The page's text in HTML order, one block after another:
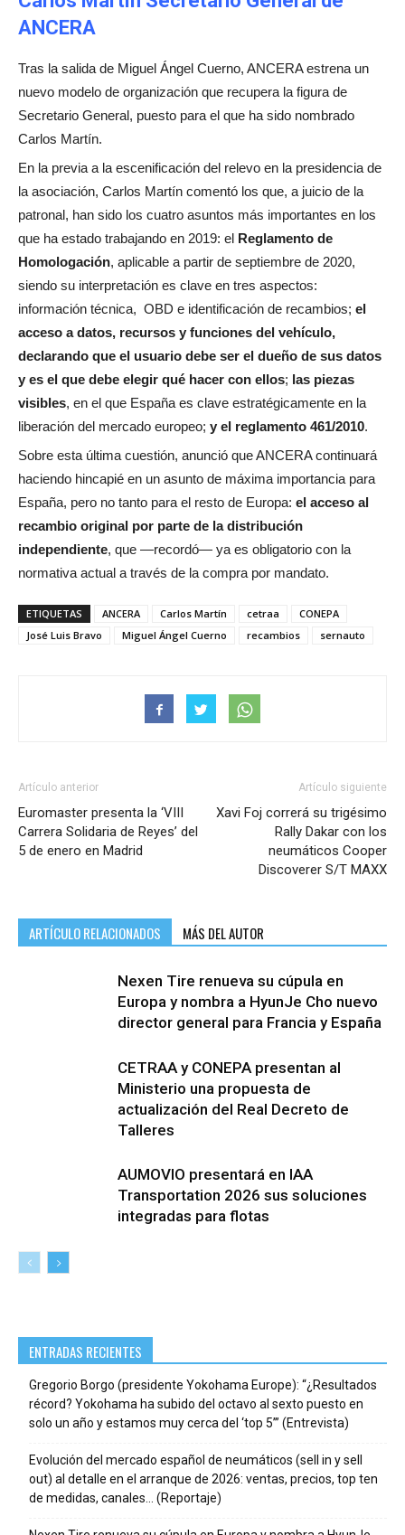
ANCERA
Tras la salida de Miguel Ángel Cuerno, ANCERA estrena un
nuevo modelo de organización que recupera la figura de
Secretario General, puesto para el que ha sido nombrado
Carlos Martín.
En la previa a la escenificación del relevo en la presidencia de
la asociación, Carlos Martín comentó los que, a juicio de la
patronal, han sido los cuatro asuntos más importantes en los
que ha estado trabajando en 2019: el Reglamento de
Homologación, aplicable a partir de septiembre de 2020,
siendo su interpretación es clave en tres aspectos:
información técnica, OBD e identificación de recambios; el
acceso a datos, recursos y funciones del vehículo,
declarando que el usuario debe ser el dueño de sus datos
y es el que debe elegir qué hacer con ellos; las piezas
visibles, en el que España es clave estratégicamente en la
liberación del mercado europeo; y el reglamento 461/2010.
Sobre esta última cuestión, anunció que ANCERA continuará
haciendo hincapié en un asunto de máxima importancia para
España, pero no tanto para el resto de Europa: el acceso al
recambio original por parte de la distribución
independiente, que —recordó— ya es obligatorio con la
normativa actual a través de la compra por mandato.
ETIQUETAS ANCERA Carlos Martín cetraa
CONEPA
José Luis Bravo
Miguel Ángel Cuerno recambios sernauto
Artículo anterior
Euromaster presenta la ‘VIII
Carrera Solidaria de Reyes’ del
5 de enero en Madrid
Artículo siguiente
Xavi Foj correrá su trigésimo
Rally Dakar con los
neumáticos Cooper
Discoverer S/T MAXX
ARTÍCULO RELACIONADOS MÁS DEL AUTOR
Nexen Tire renueva su cúpula en
Europa y nombra a HyunJe Cho nuevo
director general para Francia y España
CETRAA y CONEPA presentan al
Ministerio una propuesta de
actualización del Real Decreto de
Talleres
AUMOVIO presentará en IAA
Transportation 2026 sus soluciones
integradas para flotas
ENTRADAS RECIENTES
Gregorio Borgo (presidente Yokohama Europe): “¿Resultados
récord? Yokohama ha subido del octavo al sexto puesto en
solo un año y estamos muy cerca del ‘top 5’” (Entrevista)
Evolución del mercado español de neumáticos (sell in y sell
out) al detalle en el arranque de 2026: ventas, precios, top ten
de medidas, canales… (Reportaje)